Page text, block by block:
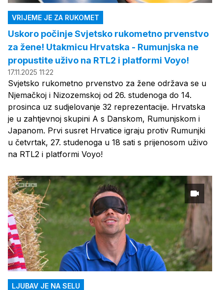
VRIJEME JE ZA RUKOMET
Uskoro počinje Svjetsko rukometno prvenstvo
za žene! Utakmicu Hrvatska - Rumunjska ne
propustite uživo na RTL2 i platformi Voyo!
17.11.2025 11:22
Svjetsko rukometno prvenstvo za žene održava se u
Njemačkoj i Nizozemskoj od 26. studenoga do 14.
prosinca uz sudjelovanje 32 reprezentacije. Hrvatska
je u zahtjevnoj skupini A s Danskom, Rumunjskom i
Japanom. Prvi susret Hrvatice igraju protiv Rumunjki
u četvrtak, 27. studenoga u 18 sati s prijenosom uživo
na RTL2 i platformi Voyo!
LJUBAV JE NA SELU